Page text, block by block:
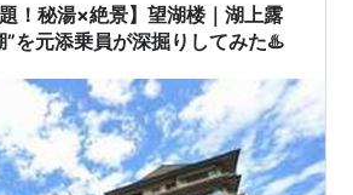
！秘湯×絶景】望湖楼｜湖上露
”を元添乗員が深掘りしてみた♨️